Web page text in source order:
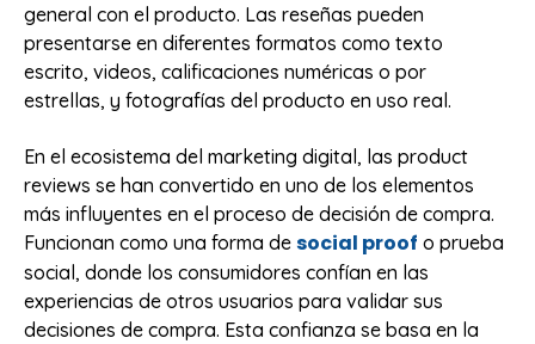
general con el producto. Las reseñas pueden
presentarse en diferentes formatos como texto
escrito, videos, calificaciones numéricas o por
estrellas, y fotografías del producto en uso real.
En el ecosistema del marketing digital, las product
reviews se han convertido en uno de los elementos
más influyentes en el proceso de decisión de compra.
Funcionan como una forma de social proof o prueba
social, donde los consumidores confían en las
experiencias de otros usuarios para validar sus
decisiones de compra. Esta confianza se basa en la